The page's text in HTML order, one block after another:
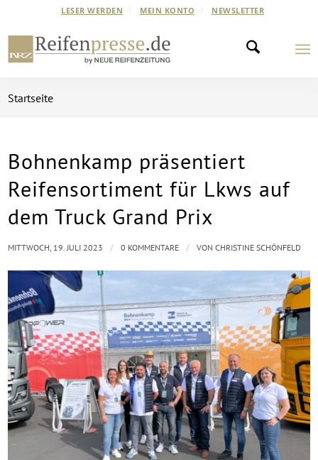
LESER WERDEN MEIN KONTO NEWSLETTER
Startseite
Bohnenkamp präsentiert
Reifensortiment für Lkws auf
dem Truck Grand Prix
MITTWOCH, 19. JULI 2023 / 0 KOMMENTARE / VONCHRISTINE SCHÖNFELD